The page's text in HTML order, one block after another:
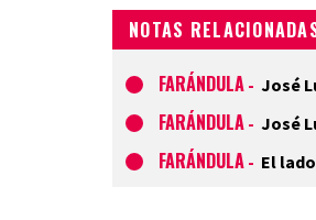
NOTAS
FARÁNDULA - José
FARÁNDULA - José
FARÁNDULA - El